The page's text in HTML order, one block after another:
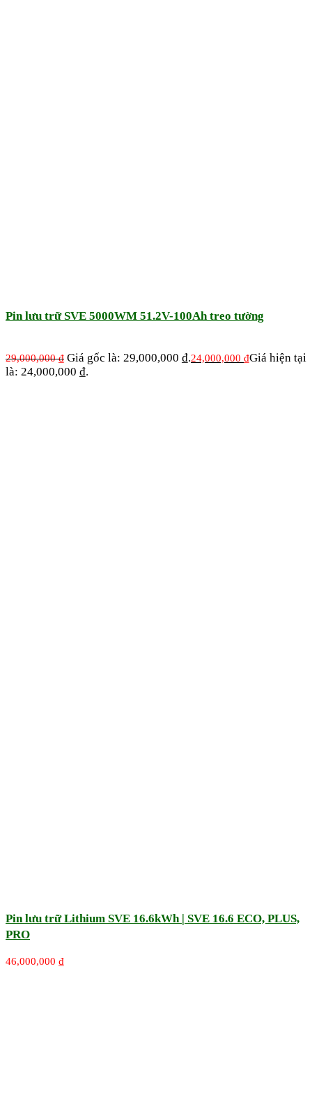
Pin lưu trữ SVE 5000WM 51.2V-100Ah treo tường
29,000,000₫ Giá gốc là: 29,000,000 ₫.24,000,000 ₫Giá hiện tại
là: 24,000,000 ₫.
Pin lưu trữ Lithium SVE 16.6kWh | SVE 16.6 ECO, PLUS,
PRO
46,000,000 ₫